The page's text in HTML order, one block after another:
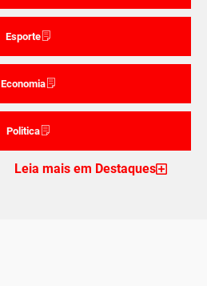
Esporte
Economia
Politica
Leia mais em Destaques